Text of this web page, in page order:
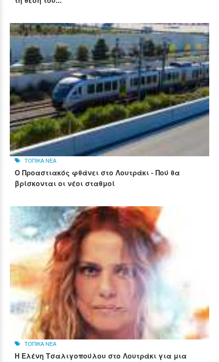
ΤΟΠΙΚΑ ΝΕΑ
Ο Προαστιακός φθάνει στο Λουτράκι - Πού θα
βρίσκονται οι νέοι σταθμοί
ΤΟΠΙΚΑ ΝΕΑ
Η Ελένη Τσαλιγοπούλου στο Λουτράκι για μια